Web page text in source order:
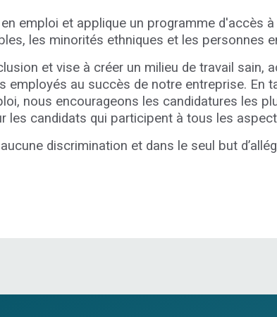
emploi et applique un programme d'accès
les minorités ethniques et les personnes
et vise à créer un milieu de travail sain,
employés au succès de notre entreprise. En
nous encourageons les candidatures les
les candidats qui participent à tous les
discrimination et dans le seul but